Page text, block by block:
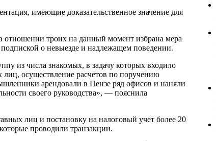
имеющие доказательственное значение для
отношении троих на данный момент избрана мера
о невыезде и надлежащем поведении.
из числа знакомых, в задачу которых входило
осуществление расчетов по поручению
арендовали в Пензе ряд офисов и наняли
своего руководства», — пояснила
лиц и постановку на налоговый учет более 20
проводили транзакции.